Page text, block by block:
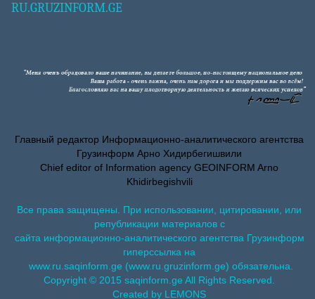
RU.GRUZINFORM.GE
Главный редактор Информационно-аналитического агентства
Грузинформ Арно Хидирбегишвили
Chief editor of Information agency GEOINFORM Arno
Khidirbegishvili
Все права защищены. При использовании, цитировании, или
републикации материалов с
сайта информационно-аналитического агентства Грузинформ
гиперссылка на
www.ru.saqinform.ge (www.ru.gruzinform.ge) обязательна.
Copyright © 2015 saqinform.ge All Rights Reserved.
Created by LEMONS